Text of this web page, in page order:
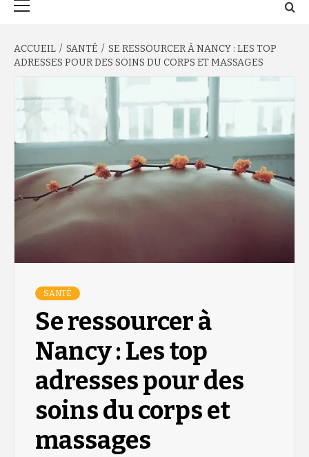
ACCUEIL SANTÉ
SE RESSOURCER À NANCY : LES TOP
ADRESSES POUR DES SOINS DU CORPS ET MASSAGES
SANTÉ
Se ressourcer à
Nancy : Les top
adresses pour des
soins du corps et
massages